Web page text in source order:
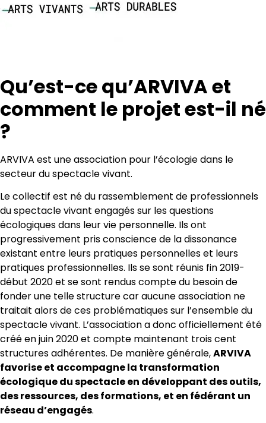
Qu’est-ce qu’ARVIVA et
comment le projet est-il né
?
ARVIVA est une association pour l’écologie dans le
secteur du spectacle vivant.
Le collectif est né du rassemblement de professionnels
du spectacle vivant engagés sur les questions
écologiques dans leur vie personnelle. Ils ont
progressivement pris conscience de la dissonance
existant entre leurs pratiques personnelles et leurs
pratiques professionnelles. Ils se sont réunis fin 2019-
début 2020 et se sont rendus compte du besoin de
fonder une telle structure car aucune association ne
traitait alors de ces problématiques sur l’ensemble du
spectacle vivant. L’association a donc officiellement été
créé en juin 2020 et compte maintenant trois cent
structures adhérentes. De manière générale,ARVIVA
favorise et accompagne la transformation
écologique du spectacle en développant des outils,
des ressources, des formations, et en fédérant un
réseau d’engagés.